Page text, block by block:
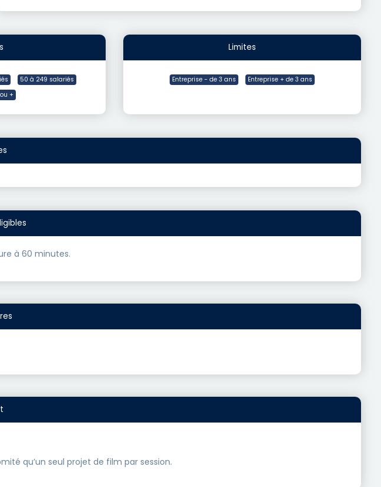
50 à 249 salariés
+
Limites
Entreprise - de 3 ans Entreprise + de 3 ans
à 60 minutes.
qu’un seul projet de film par session.